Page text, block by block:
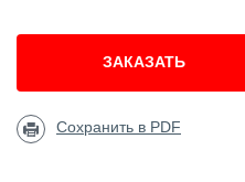
ЗАКАЗАТЬ
Сохранить в PDF